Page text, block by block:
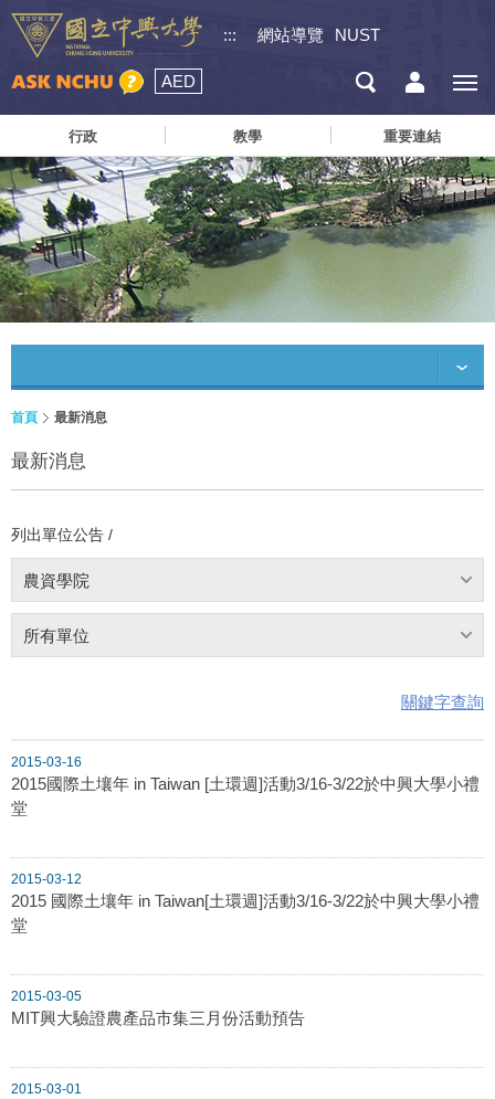
::: 網站導覽 NUST
AED
行政 教學 重要連結
首頁 最新消息
最新消息
列出單位公告 /
農資學院
所有單位
關鍵字查詢
2015-03-16
2015國際土壤年 in Taiwan [土環週]活動3/16-3/22於中興大學小禮
堂
2015-03-12
2015 國際土壤年 in Taiwan[土環週]活動3/16-3/22於中興大學小禮
堂
2015-03-05
MIT興大驗證農產品市集三月份活動預告
2015-03-01